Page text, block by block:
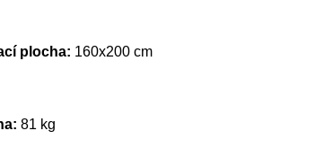
plocha: 160x200 cm
81 kg